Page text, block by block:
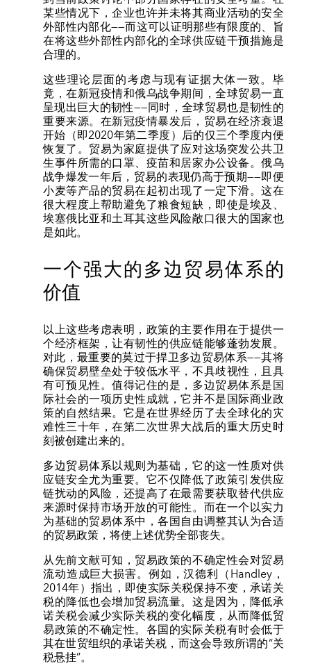
某些情况下，企业也许并未将其商业活动的安全
外部性内部化——而这可以证明那些有限度的、旨
在将这些外部性内部化的全球供应链干预措施是
合理的。
这些理论层面的考虑与现有证据大体一致。毕
竟，在新冠疫情和俄乌战争期间，全球贸易一直
呈现出巨大的韧性——同时，全球贸易也是韧性的
重要来源。在新冠疫情暴发后，贸易在经济衰退
开始（即2020年第二季度）后的仅三个季度内便
恢复了。贸易为家庭提供了应对这场突发公共卫
生事件所需的口罩、疫苗和居家办公设备。俄乌
战争爆发一年后，贸易的表现仍高于预期——即便
小麦等产品的贸易在起初出现了一定下滑。这在
很大程度上帮助避免了粮食短缺，即使是埃及、
埃塞俄比亚和土耳其这些风险敞口很大的国家也
是如此。
一个强大的多边贸易体系的
价值
以上这些考虑表明，政策的主要作用在于提供一
个经济框架，让有韧性的供应链能够蓬勃发展。
对此，最重要的莫过于捍卫多边贸易体系——其将
确保贸易壁垒处于较低水平，不具歧视性，且具
有可预见性。值得记住的是，多边贸易体系是国
际社会的一项历史性成就，它并不是国际商业政
策的自然结果。它是在世界经历了去全球化的灾
难性三十年，在第二次世界大战后的重大历史时
刻被创建出来的。
多边贸易体系以规则为基础，它的这一性质对供
应链安全尤为重要。它不仅降低了政策引发供应
链扰动的风险，还提高了在最需要获取替代供应
来源时保持市场开放的可能性。而在一个以实力
为基础的贸易体系中，各国自由调整其认为合适
的贸易政策，将使上述优势全部丧失。
从先前文献可知，贸易政策的不确定性会对贸易
流动造成巨大损害。例如，汉德利（Handley，
2014年）指出，即使实际关税保持不变，承诺关
税的降低也会增加贸易流量。这是因为，降低承
诺关税会减少实际关税的变化幅度，从而降低贸
易政策的不确定性。各国的实际关税有时会低于
其在世贸组织的承诺关税，而这会导致所谓的“关
税悬挂”。